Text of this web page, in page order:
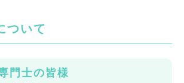
ついて
門士の皆様